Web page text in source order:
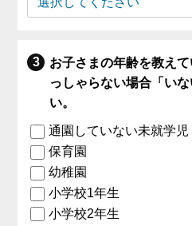
お子さまの年齢を教え
っしゃらない場合「い
い。
通園していない未就学児
保育園
幼稚園
小学校1年生
小学校2年生